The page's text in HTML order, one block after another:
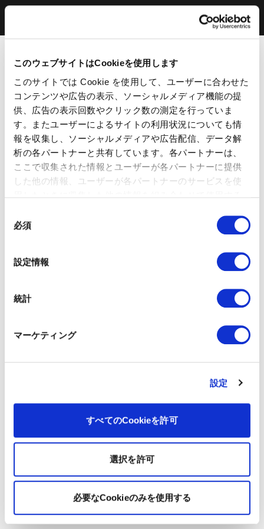
このウェブサイトはCookieを使用します
このサイトでは Cookie を使用して、ユーザーに合わせた
コンテンツや広告の表示、ソーシャルメディア機能の提
供、広告の表示回数やクリック数の測定を行っていま
す。またユーザーによるサイトの利用状況についても情
報を収集し、ソーシャルメディアや広告配信、データ解
析の各パートナーと共有しています。各パートナーは、
ここで収集された情報とユーザーが各パートナーに提供
した他の情報、ユーザーが各パートナーのサービスを使
ッキーに同意したことになります。
必須
設定情報
統計
マーケティング
設定
すべてのCookieを許可
選択を許可
必要なCookieのみを使用する